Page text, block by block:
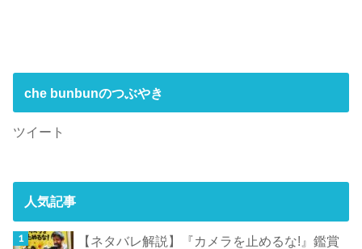
che bunbunのつぶやき
ツイート
人気記事
【ネタバレ解説】『カメラを止めるな!』鑑賞